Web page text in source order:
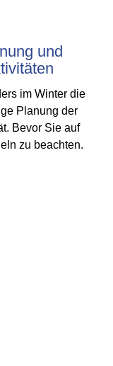
und
im Winter die
Planung der
Bevor Sie auf
zu beachten.